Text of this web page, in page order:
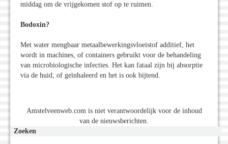
middag om de vrijgekomen stof op te ruimen.
Bodoxin?
Met water mengbaar metaalbewerkingsvloeistof additief, het
wordt in machines, of containers gebruikt voor de behandeling
van microbiologische infecties. Het kan fataal zijn bij absorptie
via de huid, of geïnhaleerd en het is ook bijtend.
Amstelveenweb.com is niet verantwoordelijk voor de inhoud
van de nieuwsberichten.
Zoeken